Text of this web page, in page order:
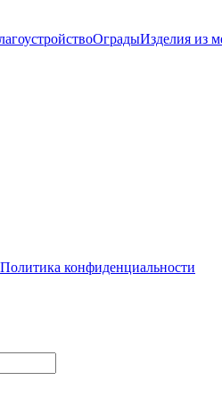
ОградыИзделия из
Политика конфиденциальности